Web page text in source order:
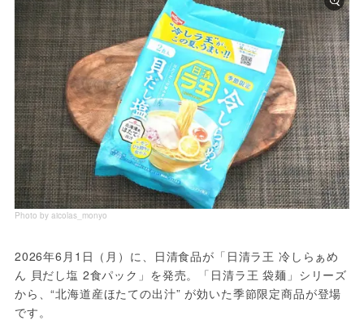
Photo by aicolas_monyo
2026年6月1日（月）に、日清食品が「日清ラ王 冷しらぁめ
ん 貝だし塩 2食パック」を発売。「日清ラ王 袋麺」シリーズ
から、“北海道産ほたての出汁” が効いた季節限定商品が登場
です。